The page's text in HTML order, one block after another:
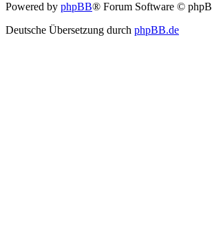
Powered by phpBB® Forum Software ©
Deutsche Übersetzung durch phpBB.de